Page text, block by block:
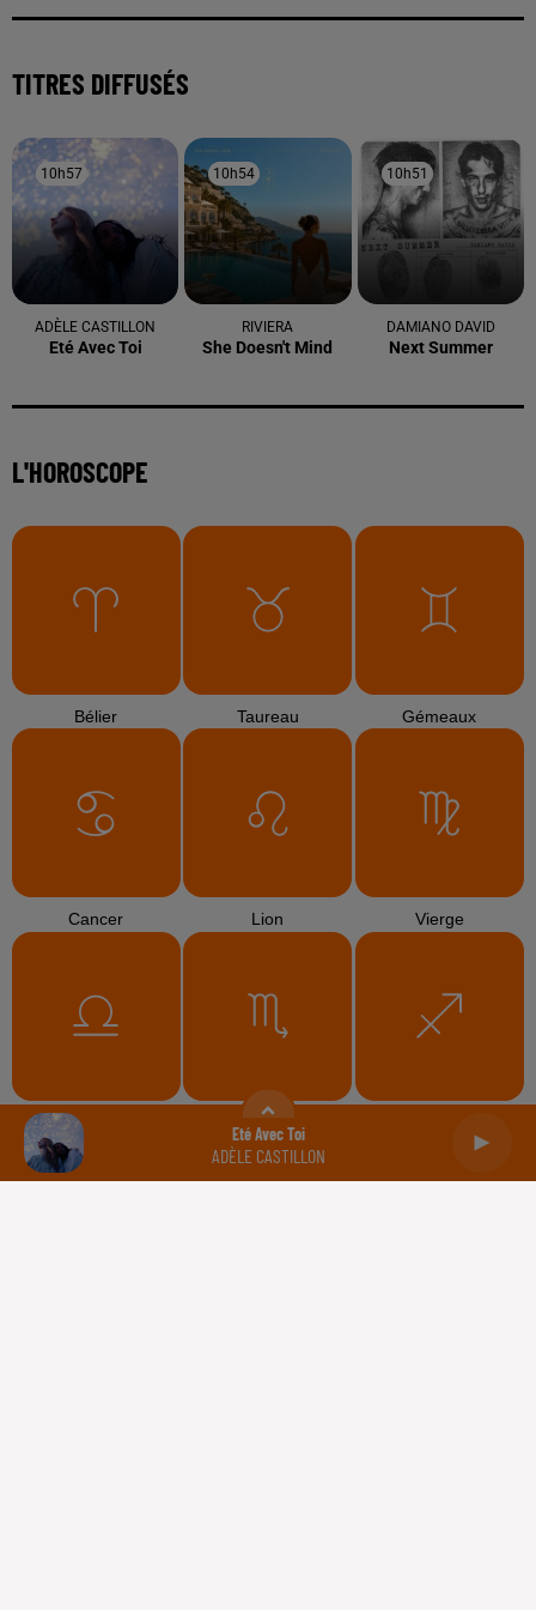
Eté Avec Toi
ADÈLE CASTILLON
TITRES DIFFUSÉS
10h57
10h57
ADÈLE CASTILLON
Eté Avec Toi
10h54
10h54
RIVIERA
She Doesn't Mind
10h51
10h51
DAMIANO DAVID
Next Summer
L'HOROSCOPE
Bélier Taureau Gémeaux
Cancer Lion Vierge
Balance Scorpion